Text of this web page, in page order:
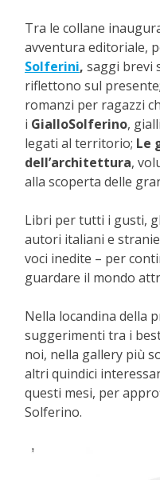
Tra le collane
avventura editoriale,
Solferini, saggi brevi
riflettono sul
romanzi per ragazzi
i GialloSolferino,
legati al territorio; Le
dell’architettura,
alla scoperta delle
Libri per tutti i gusti,
autori italiani e
voci inedite – per
guardare il mondo
Nella locandina della
suggerimenti tra i
noi, nella gallery più
altri quindici
questi mesi, per
Solferino.